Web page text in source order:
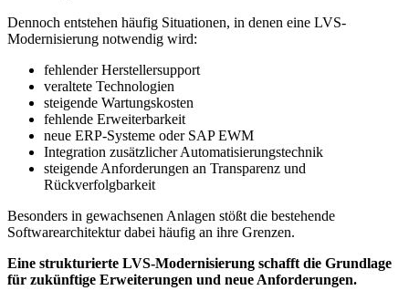
Dennoch entstehen häufig Situationen, in denen eine LVS-
Modernisierung notwendig wird:
fehlender Herstellersupport
veraltete Technologien
steigende Wartungskosten
fehlende Erweiterbarkeit
neue ERP-Systeme oder SAP EWM
Integration zusätzlicher Automatisierungstechnik
steigende Anforderungen an Transparenz und
Rückverfolgbarkeit
Besonders in gewachsenen Anlagen stößt die bestehende
Softwarearchitektur dabei häufig an ihre Grenzen.
Eine strukturierte LVS-Modernisierung schafft die Grundlage
für zukünftige Erweiterungen und neue Anforderungen.